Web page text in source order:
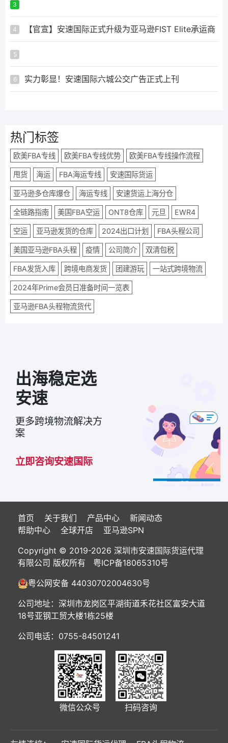
3
4 【官宣】安速国际正式升级为亚马逊FIST Elite承运商
5
6 实力彰显！安速国际六城公交广告正式上刊
热门标签
欧美FBA专线 欧美FBA专线优势 欧美FBA专线操作流程
甩货 海运 FBA海运专线 安速国际货运
亚马逊多仓库爆仓 海运专线 安速货运上海分仓
全链路指南 美国FBA空运 ONT8仓库 元旦 EWR4
空运 亚马逊发货的仓库 2024出口计划 FBA头程公司
美国亚马逊FBA头程 疫情 公司简介 双清包税
FBA发货入库 跨境电商发货 团建游玩 一站式跨境物流
2024年Prime会员日准备时间一览表
亚马逊FBA头程物流货代
出海稳定选
安速
更多跨境物流解决方
案
立即咨询安速国际
首页 关于我们 产品中心
新闻动态
帮助中心
全球开店
亚马逊SPN
Copyright © 2019-2026 深圳市安速国际货运代理
有限公司 版权所有 粤ICP备18065310号
粤公网安备 44030702004630号
公司地址：深圳市龙岗区平湖街道禾花社区富安大道
18号亚钢工贸大楼1栋25楼
公司电话：0755-84501241
微信公众号 扫码咨询